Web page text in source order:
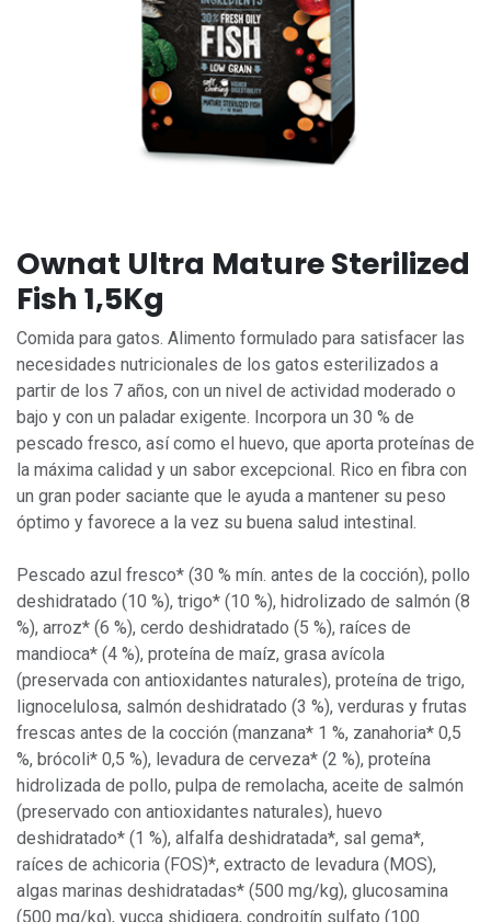
Ownat Ultra Mature Sterilized
Fish 1,5Kg
Comida para gatos. Alimento formulado para satisfacer las
necesidades nutricionales de los gatos esterilizados a
partir de los 7 años, con un nivel de actividad moderado o
bajo y con un paladar exigente. Incorpora un 30 % de
pescado fresco, así como el huevo, que aporta proteínas de
la máxima calidad y un sabor excepcional. Rico en fibra con
un gran poder saciante que le ayuda a mantener su peso
óptimo y favorece a la vez su buena salud intestinal.
Pescado azul fresco* (30 % mín. antes de la cocción), pollo
deshidratado (10 %), trigo* (10 %), hidrolizado de salmón (8
%), arroz* (6 %), cerdo deshidratado (5 %), raíces de
mandioca* (4 %), proteína de maíz, grasa avícola
(preservada con antioxidantes naturales), proteína de trigo,
lignocelulosa, salmón deshidratado (3 %), verduras y frutas
frescas antes de la cocción (manzana* 1 %, zanahoria* 0,5
%, brócoli* 0,5 %), levadura de cerveza* (2 %), proteína
hidrolizada de pollo, pulpa de remolacha, aceite de salmón
(preservado con antioxidantes naturales), huevo
deshidratado* (1 %), alfalfa deshidratada*, sal gema*,
raíces de achicoria (FOS)*, extracto de levadura (MOS),
algas marinas deshidratadas* (500 mg/kg), glucosamina
(500 mg/kg), yucca shidigera, condroitín sulfato (100